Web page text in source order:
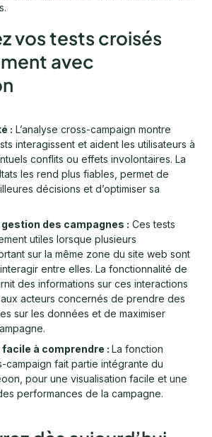
vos tests croisés
avec
: L’analyse cross-campaign montre
interagissent et aident les utilisateurs à
conflits ou effets involontaires. La
les rend plus fiables, permet de
décisions et d’optimiser sa
des campagnes : Ces tests
utiles lorsque plusieurs
sur la même zone du site web sont
entre elles. La fonctionnalité de
des informations sur ces interactions
acteurs concernés de prendre des
sur les données et de maximiser
à comprendre : La fonction
campaign fait partie intégrante du
pour une visualisation facile et une
performances de la campagne.